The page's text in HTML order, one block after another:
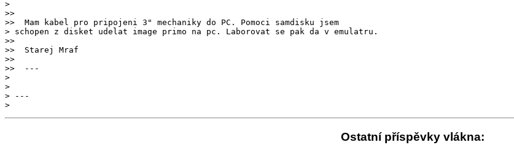
>>
>>
>>  Starej Mraf
>>
>
>
> ---
Ostatní příspěvky vlákna: